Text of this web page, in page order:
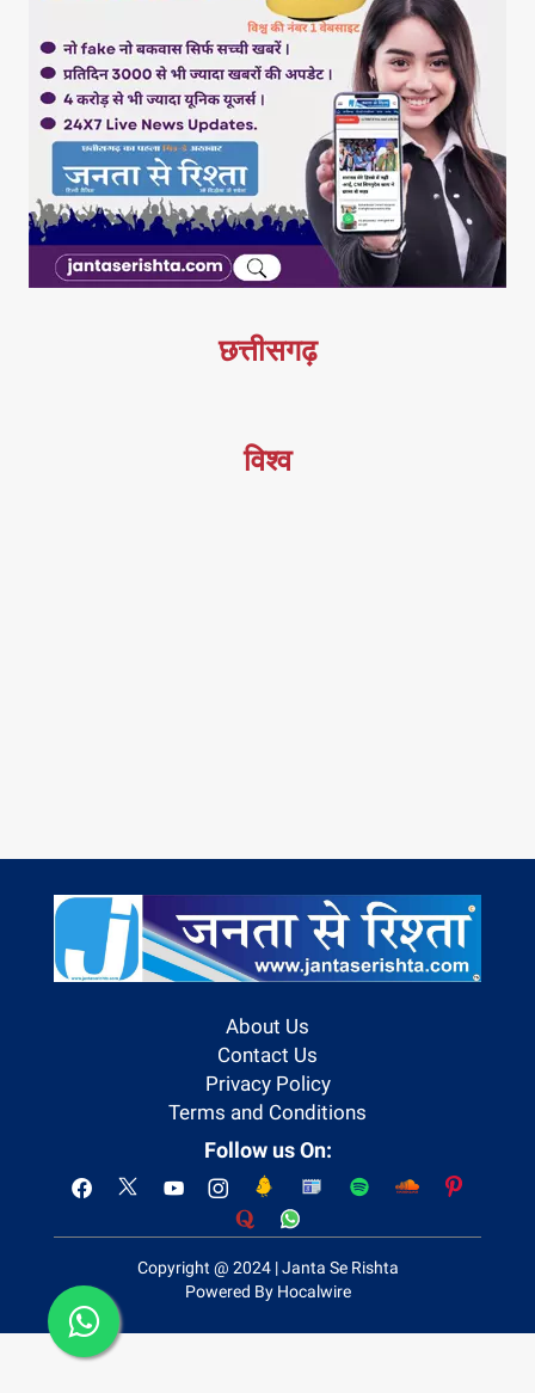
छत्तीसगढ़
विश्व
About Us
Contact Us
Privacy Policy
Terms and Conditions
Follow us On:
Copyright @ 2024 | Janta Se Rishta
Powered By Hocalwire